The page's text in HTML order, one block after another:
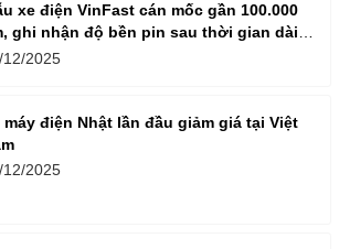
xe điện VinFast cán mốc gần 100.000
ghi nhận độ bền pin sau thời gian dài
hành
12/2025
máy điện Nhật lần đầu giảm giá tại Việt
12/2025